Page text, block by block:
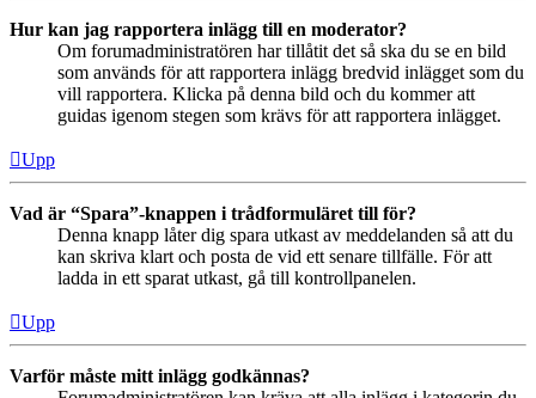
Hur kan jag rapportera inlägg till en moderator?
Om forumadministratören har tillåtit det så ska du se en bild
som används för att rapportera inlägg bredvid inlägget som du
vill rapportera. Klicka på denna bild och du kommer att
guidas igenom stegen som krävs för att rapportera inlägget.
Upp
Vad är “Spara”-knappen i trådformuläret till för?
Denna knapp låter dig spara utkast av meddelanden så att du
kan skriva klart och posta de vid ett senare tillfälle. För att
ladda in ett sparat utkast, gå till kontrollpanelen.
Upp
Varför måste mitt inlägg godkännas?